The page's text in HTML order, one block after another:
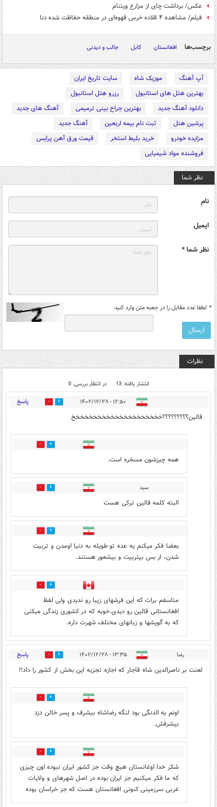
عکس/ ‏برداشت چای از مزارع ویتنام
فیلم/ مشاهده ۴ قلاده خرس قهوه‌ای در منطقه حفاظت شده دنا
برچسب‌ها افغانستان کابل جالب و دیدنی
آپ آهنگ موزیک شاه
سایت تاریخ ایران
بهترین هتل های استانبول
رزرو هتل استانبول
دانلود آهنگ جدید
بهترین جراح بینی ترمیمی
آهنگ های جدید
پرشین هتل
ثبت نام بیمه اربعین
آهنگ جدید
مزایده خودرو
خرید بلیط استخر
قیمت ورق آهن پرایس
فروشنده مواد شیمیایی
نظر شما
نام
ایمیل
نظر شما *
* لطفا عدد مقابل را در جعبه متن وارد کنید
نظرات
انتشار یافته: 13 در انتظار بررسی: 0
۱۲:۵۰ - ۱۴۰۲/۱۲/۲۸ 7 پاسخ
قالین؟؟؟؟؟؟؟؟؟خخخخخخخخخخخخخخخخخخخخخ
3
همه چیزشون مسخره است.
سید 0
البته کلمه قالین ترکی هست
6
بعضا فکر میکنم یه عده تو طویله به دنیا اومدن و تربیت
شدن، از بس بیتربیت و بیشعور هستند.
3
متاسفم برات که این فرشهای زیبا رو ندیدی ولی لفظ
افغانستانی قالین رو دیدی.خوبه که در کشوری زندگی میکنی
که به گویشها و زبانهای مختلف شهرت داره.
رضا ۱۳:۳۵ - ۱۴۰۲/۱۲/۲۸ 17 پاسخ
لعنت بر ناصرالدین شاه قاجار که اجازه تجزیه این بخش از کشور را داد!!
12
اونم یه الدنگی بود لنگه رضاشاه بیشرف و پسر خائن دزد
بیشرفش.
2
شکر خدا اوغانستان هیچ وقت جز کشور ایران نبوده اون چیزی
که ما فکر میکنیم جز ایران بوده در اصل شهرهای و ولایات
غربی سرزمینی کنونی افغانستان هست که جز خراسان بوده